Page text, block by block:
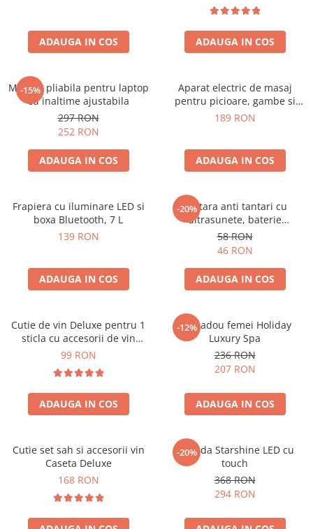
ADAUGA IN COS ADAUGA IN COS
-15%
Masuta pliabila pentru laptop
cu inaltime ajustabila
297 RON
252 RON
ADAUGA IN COS
Aparat electric de masaj
pentru picioare, gambe si
brate
189 RON
ADAUGA IN COS
Frapiera cu iluminare LED si
boxa Bluetooth, 7 L
139 RON
ADAUGA IN COS
-20%
Bratara anti tantari cu
ultrasunete, baterie
reincarcabila 90mAh
58 RON
46 RON
ADAUGA IN COS
Cutie de vin Deluxe pentru 1
sticla cu accesorii de vin
incluse piele ecologica de
99 RON
ADAUGA IN COS
-12%
Set cadou femei Holiday
Luxury Spa
236 RON
207 RON
ADAUGA IN COS
Cutie set sah si accesorii vin
Caseta Deluxe
168 RON
-20%
Oglinda Starshine LED cu
touch
368 RON
294 RON